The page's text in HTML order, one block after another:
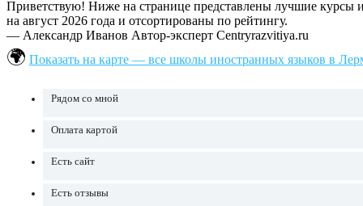
Приветствую! Ниже на странице представлены лучшие курсы
на август 2026 года и отсортированы по рейтингу.
— Александр Иванов Автор-эксперт Centryrazvitiya.ru
Показать на карте — все школы иностранных языков в
Рядом со мной
Оплата картой
Есть сайт
Есть отзывы